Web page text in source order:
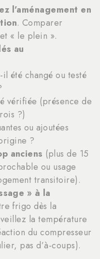
l’aménagement en
. Comparer
« le plein ».
au
été changé ou testé
vérifiée (présence de
?)
ou ajoutées
?
anciens (plus de 15
ou usage
transitoire).
» à la
frigo dès la
la température
du compresseur
pas d’à-coups).